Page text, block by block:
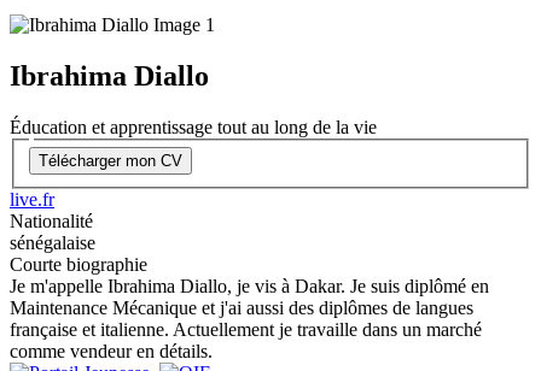
Ibrahima Diallo
Éducation et apprentissage tout au long de la vie
Télécharger mon CV
live.fr
Nationalité
sénégalaise
Courte biographie
Je m'appelle Ibrahima Diallo, je vis à Dakar. Je suis diplômé en
Maintenance Mécanique et j'ai aussi des diplômes de langues
française et italienne. Actuellement je travaille dans un marché
comme vendeur en détails.